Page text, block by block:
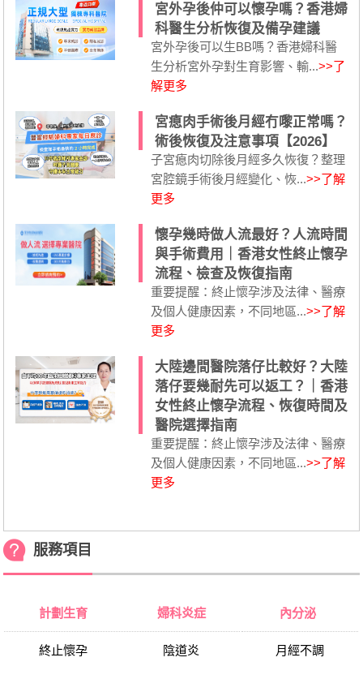
宮外孕後仲可以懷孕嗎？香港婦
科醫生分析恢復及備孕建議
宮外孕後可以生BB嗎？香港婦科醫
生分析宮外孕對生育影響、輸...>>了
解更多
宮瘜肉手術後月經冇嚟正常嗎？
術後恢復及注意事項【2026】
子宮瘜肉切除後月經多久恢復？整理
宮腔鏡手術後月經變化、恢...>>了解
更多
懷孕幾時做人流最好？人流時間
與手術費用｜香港女性終止懷孕
流程、檢查及恢復指南
重要提醒：終止懷孕涉及法律、醫療
及個人健康因素，不同地區...>>了解
更多
大陸邊間醫院落仔比較好？大陸
落仔要幾耐先可以返工？｜香港
女性終止懷孕流程、恢復時間及
醫院選擇指南
重要提醒：終止懷孕涉及法律、醫療
及個人健康因素，不同地區...>>了解
更多
服務項目
計劃生育
終止懷孕
婦科炎症
陰道炎
內分泌
月經不調